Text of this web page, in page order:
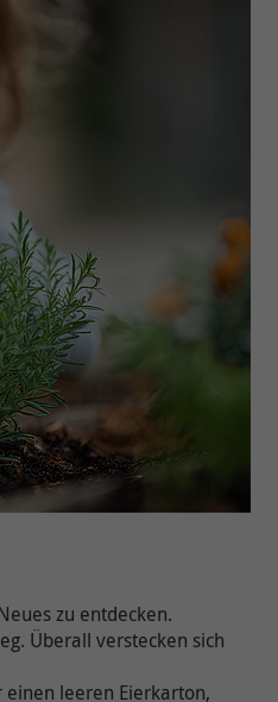
zu entdecken.
Überall verstecken sich
leeren Eierkarton,